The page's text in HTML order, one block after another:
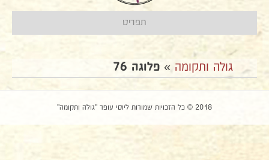
תפריט
גולה ותקומה » פלוגה 76
2018 © כל הזכויות שמורות ליוסי עופר "גולה ותקומה"